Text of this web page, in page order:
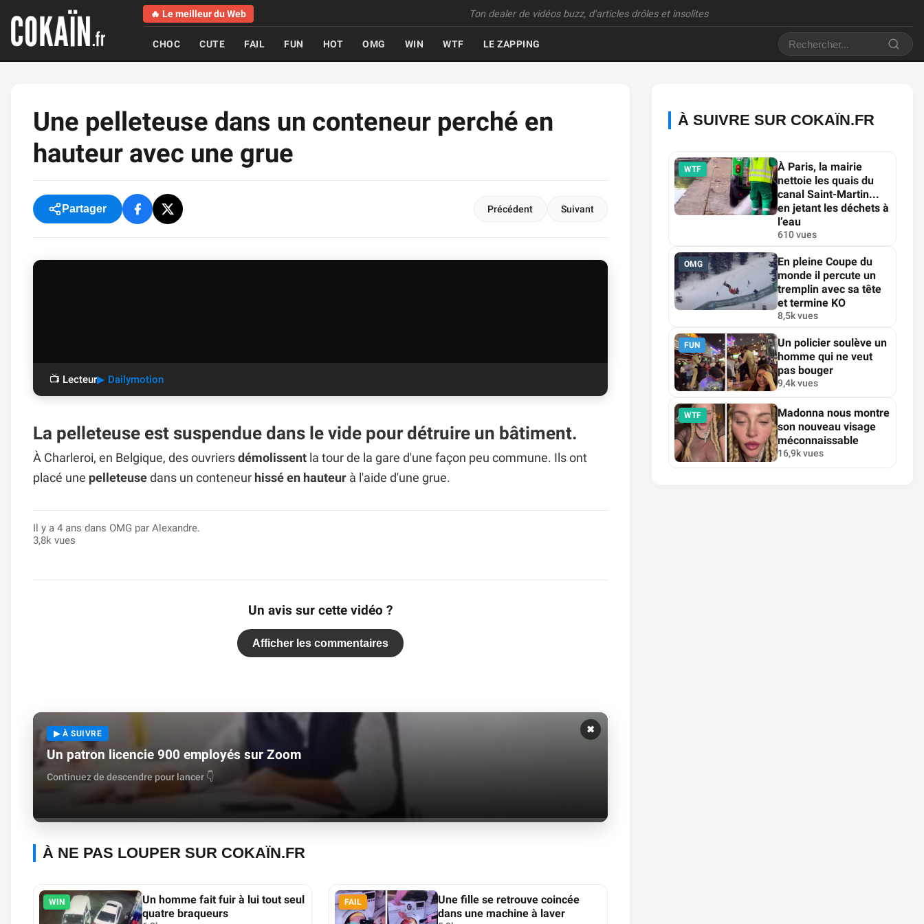
🔥 Le meilleur du Web Ton dealer de vidéos buzz, d'articles drôles et insolites
CHOC CUTE FAIL FUN HOT OMG WIN WTF LE ZAPPING
Une pelleteuse dans un conteneur perché en
hauteur avec une grue
Partager Précédent Suivant
📺 Lecteur▶ Dailymotion
La pelleteuse est suspendue dans le vide pour détruire un bâtiment.
À Charleroi, en Belgique, des ouvriers démolissent la tour de la gare d'une façon peu commune. Ils ont
placé une pelleteuse dans un conteneur hissé en hauteur à l'aide d'une grue.
Il y a 4 ans dans OMG par Alexandre.
3,8k vues
Un avis sur cette vidéo ?
Afficher les commentaires
✖
▶ À SUIVRE
Un patron licencie 900 employés sur Zoom
Continuez de descendre pour lancer 👇
À NE PAS LOUPER SUR COKAÏN.FR
WIN
Un homme fait fuir à lui tout seul
quatre braqueurs
FAIL
Une fille se retrouve coincée
dans une machine à laver
À SUIVRE SUR COKAÏN.FR
WTF
À Paris, la mairie
nettoie les quais du
canal Saint-Martin...
en jetant les déchets à
l’eau
610 vues
OMG
En pleine Coupe du
monde il percute un
tremplin avec sa tête
et termine KO
8,5k vues
FUN
Un policier soulève un
homme qui ne veut
pas bouger
9,4k vues
WTF
Madonna nous montre
son nouveau visage
méconnaissable
16,9k vues